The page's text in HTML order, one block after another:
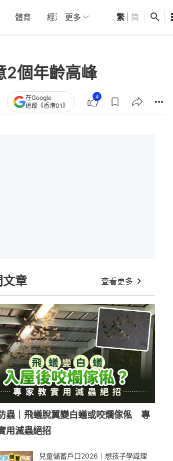
體育 經濟 01深圳 觀點 健康
更多 繁 简
2個年齡高峰
在Google
追蹤《香港01》
4
文章 查看更多
蟲｜飛蟻脫翼變白蟻或咬爛傢俬 專
用滅蟲絕招
兒童儲蓄戶口2026｜想孩子學識理